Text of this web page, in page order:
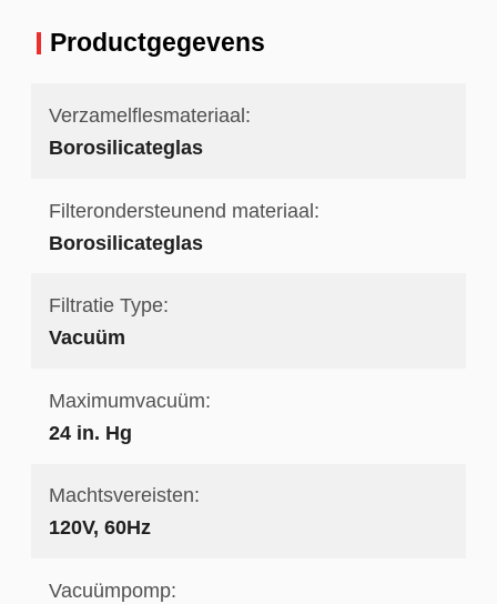
Productgegevens
Verzamelflesmateriaal:
Borosilicateglas
Filterondersteunend materiaal:
Borosilicateglas
Filtratie Type:
Vacuüm
Maximumvacuüm:
24 in. Hg
Machtsvereisten:
120V, 60Hz
Vacuümpomp: